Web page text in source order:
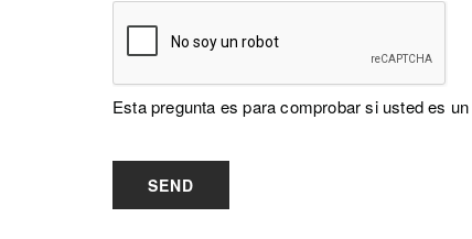
Esta pregunta es para comprobar si usted es
SEND